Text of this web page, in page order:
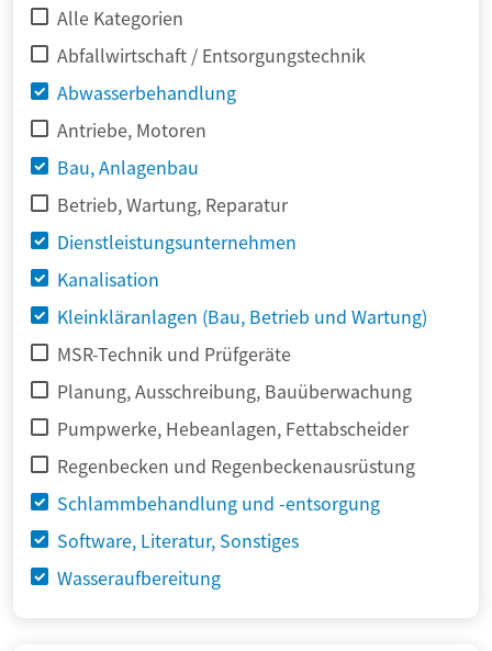
Alle Kategorien
Abfallwirtschaft / Entsorgungstechnik
Abwasserbehandlung
Antriebe, Motoren
Bau, Anlagenbau
Betrieb, Wartung, Reparatur
Dienstleistungsunternehmen
Kanalisation
Kleinkläranlagen (Bau, Betrieb und Wartung)
MSR-Technik und Prüfgeräte
Planung, Ausschreibung, Bauüberwachung
Pumpwerke, Hebeanlagen, Fettabscheider
Regenbecken und Regenbeckenausrüstung
Schlammbehandlung und -entsorgung
Software, Literatur, Sonstiges
Wasseraufbereitung